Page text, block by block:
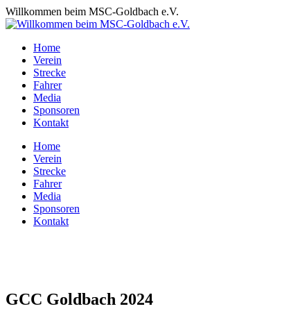
Zum
Inhalt
Willkommen beim MSC-Goldbach e.V.
Home
Verein
Strecke
Fahrer
Media
Sponsoren
Kontakt
Home
Verein
Strecke
Fahrer
Media
Sponsoren
Kontakt
GCC Goldbach 2024